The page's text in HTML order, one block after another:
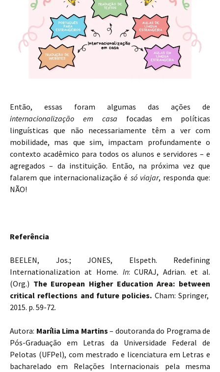
Então, essas foram algumas das ações de
internacionalização em casa focadas em políticas
linguísticas que não necessariamente têm a ver com
mobilidade, mas que sim, impactam profundamente o
contexto acadêmico para todos os alunos e servidores – e
agregados – da instituição. Então, na próxima vez que
falarem que internacionalização é só viajar, responda que:
NÃO!
Referência
BEELEN, Jos.; JONES, Elspeth. Redefining
Internationalization at Home. In: CURAJ, Adrian. et al.
(Org.) The European Higher Education Area: between
critical reflections and future policies. Cham: Springer,
2015. p. 59-72.
Autora: Marília Lima Martins – doutoranda do Programa de
Pós-Graduação em Letras da Universidade Federal de
Pelotas (UFPel), com mestrado e licenciatura em Letras e
bacharelado em Relações Internacionais pela mesma